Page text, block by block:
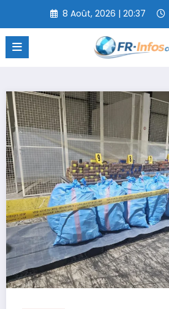
contenu
8 Août, 2026 | 20:37